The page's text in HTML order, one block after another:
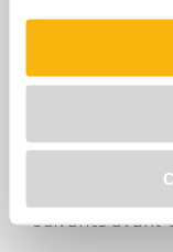
base qui ne
.
besoins plus
reste un
suivants avant